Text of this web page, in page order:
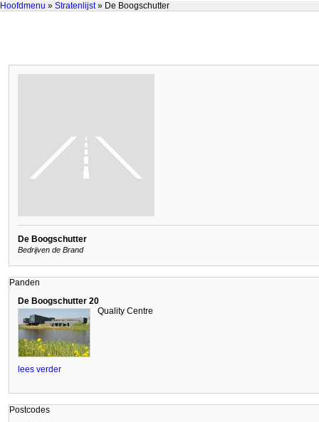
Hoofdmenu » Stratenlijst» De Boogschutter
De Boogschutter
Bedrijven de Brand
Panden
De Boogschutter 20
Quality Centre
lees verder
Postcodes